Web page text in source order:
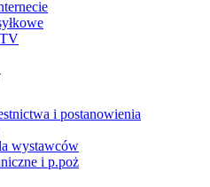
i postanowienia
wystawców
i p.poż